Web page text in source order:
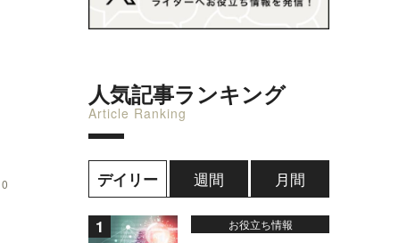
0
人気記事ランキング
Article Ranking
デイリー 週間 月間
お役立ち情報